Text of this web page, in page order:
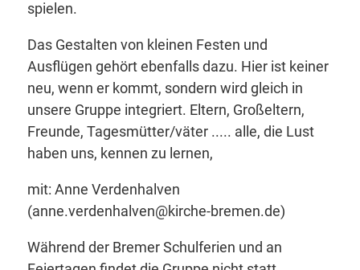
spielen.
Das Gestalten von kleinen Festen und
Ausflügen gehört ebenfalls dazu. Hier ist keiner
neu, wenn er kommt, sondern wird gleich in
unsere Gruppe integriert. Eltern, Großeltern,
Freunde, Tagesmütter/­väter ..... alle, die Lust
haben uns, kennen zu lernen,
mit: Anne Verdenhalven
(anne.verdenhalven@kirche-bremen.de)
Während der Bremer Schulferien und an